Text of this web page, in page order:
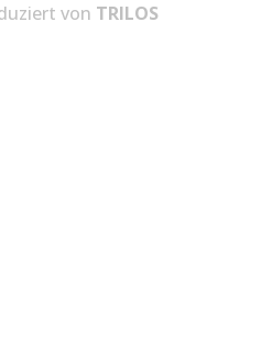
von TRILOS